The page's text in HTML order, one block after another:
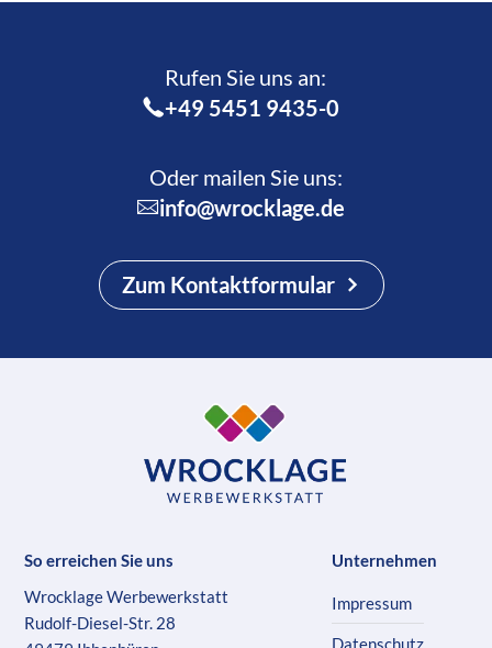
Rufen Sie uns an:­
+49 5451 9435-0
Oder mailen Sie uns:
info@wrocklage.de
Zum Kontaktformular
So erreichen Sie uns
Wrocklage Werbewerkstatt
Rudolf-Diesel-Str. 28
Unternehmen
Impressum
Datenschutz